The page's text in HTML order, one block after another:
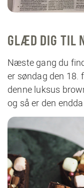
GLÆD DIG TIL
Næste gang du
er søndag den 18.
denne luksus
og så er den